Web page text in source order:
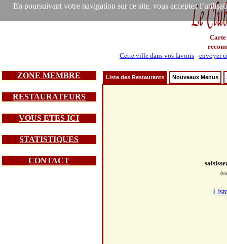
En poursuivant votre navigation sur ce site, vous acceptez
Carte
Cette ville dans vos favoris - envoyer
ZONE MEMBRE
RESTAURATEURS
VOUS ETES ICI
STATISTIQUES
CONTACT
Liste des Restaurants Nouveaux Menus